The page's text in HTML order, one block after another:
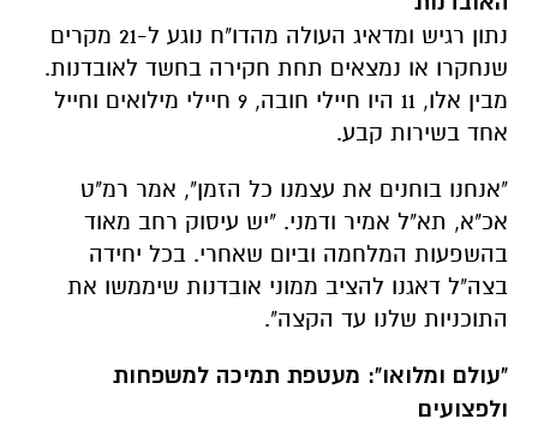
נתון רגיש ומדאיג העולה מהדו"ח נוגע ל-21 מקרים
שנחקרו או נמצאים תחת חקירה בחשד לאובדנות.
מבין אלו, 11 היו חיילי חובה, 9 חיילי מילואים וחייל
אחד בשירות קבע.
"אנחנו בוחנים את עצמנו כל הזמן", אמר רמ"ט
אכ"א, תא"ל אמיר ודמני. "יש עיסוק רחב מאוד
בהשפעות המלחמה וביום שאחרי. בכל יחידה
בצה"ל דאגנו להציב ממוני אובדנות שיממשו את
התוכניות שלנו עד הקצה".
"עולם ומלואו": מעטפת תמיכה למשפחות
ולפצועים